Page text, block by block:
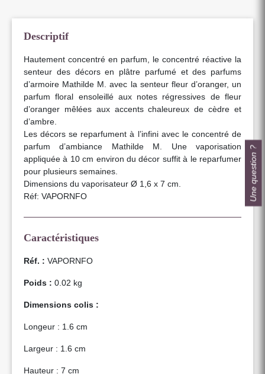
Descriptif
Hautement concentré en parfum, le concentré réactive la
senteur des décors en plâtre parfumé et des parfums
d’armoire Mathilde M. avec la senteur fleur d’oranger, un
parfum floral ensoleillé aux notes régressives de fleur
d’oranger mêlées aux accents chaleureux de cèdre et
d’ambre.
Les décors se reparfument à l’infini avec le concentré de
parfum d’ambiance Mathilde M. Une vaporisation
appliquée à 10 cm environ du décor suffit à le reparfumer
pour plusieurs semaines.
Dimensions du vaporisateur Ø 1,6 x 7 cm.
Réf: VAPORNFO
Caractéristiques
Réf. : VAPORNFO
Poids : 0.02 kg
Dimensions colis :
Longeur : 1.6 cm
Largeur : 1.6 cm
Hauteur : 7 cm
Une question ?